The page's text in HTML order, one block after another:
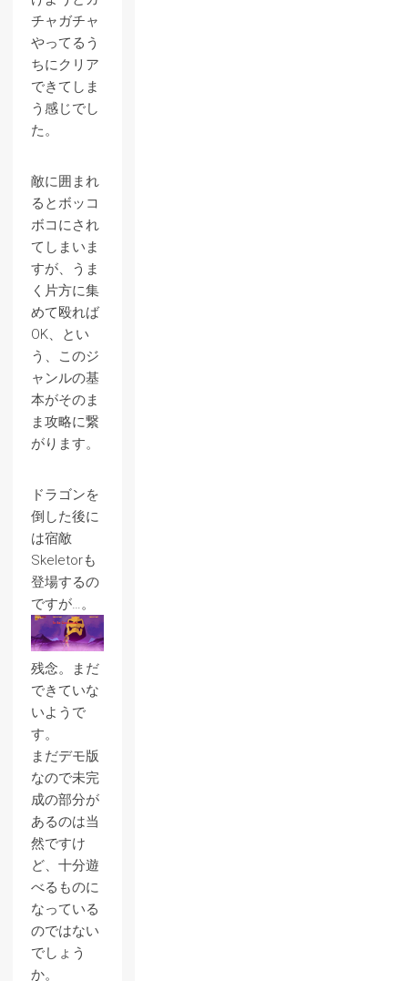
チャガチャ
やってるう
ちにクリア
できてしま
う感じでし
た。
敵に囲まれ
るとボッコ
ボコにされ
てしまいま
すが、うま
く片方に集
めて殴れば
OK、とい
う、このジ
ャンルの基
本がそのま
ま攻略に繋
がります。
ドラゴンを
倒した後に
は宿敵
Skeletorも
登場するの
ですが…。
残念。まだ
できていな
いようで
す。
まだデモ版
なので未完
成の部分が
あるのは当
然ですけ
ど、十分遊
べるものに
なっている
のではない
でしょう
か。